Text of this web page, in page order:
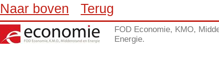
Naar boven Terug
FOD Economie, KMO,
Energie.